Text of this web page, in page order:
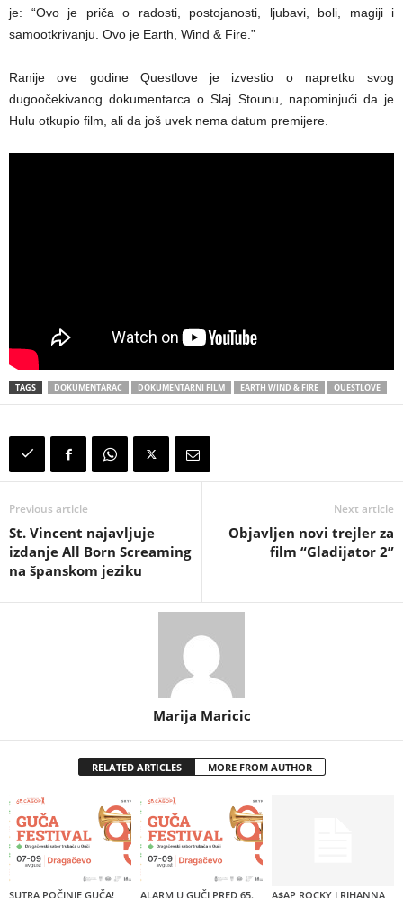
je: “Ovo je priča o radosti, postojanosti, ljubavi, boli, magiji i
samootkrivanju. Ovo je Earth, Wind & Fire.”
Ranije ove godine Questlove je izvestio o napretku svog
dugoočekivanog dokumentarca o Slaj Stounu, napominjući da je
Hulu otkupio film, ali da još uvek nema datum premijere.
TAGS DOKUMENTARAC DOKUMENTARNI FILM EARTH WIND & FIRE QUESTLOVE
Previous article
St. Vincent najavljuje
izdanje All Born Screaming
na španskom jeziku
Next article
Objavljen novi trejler za
film “Gladijator 2”
Marija Maricic
RELATED ARTICLES MORE FROM AUTHOR
SUTRA POČINJE GUČA! ALARM U GUČI PRED 65. A$AP ROCKY I RIHANNA